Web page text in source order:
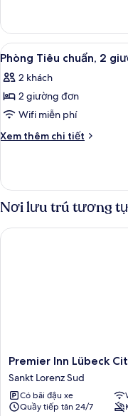
cổ
điển
Phòng
đơn
phong
cổ
điển
Xem
tất
cả
ảnh
Phòng
Tiêu
giường
9
Phòng Tiêu chuẩn, 2
2 khách
2 giường đơn
Wifi miễn phí
Xem thêm chi tiết
Chi
Phòng
Tiêu
chuẩn,
giường
Nơi lưu trú tương
Premier
Inn
Lübeck
City
Centre
Premier Inn Lübeck
Sankt Lorenz Sud
Có bãi đậu xe
Quầy tiếp tân 24/7
Premier Inn Lübeck City